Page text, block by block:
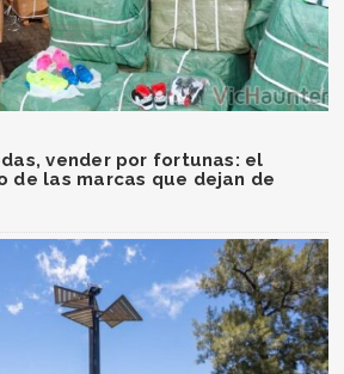
vender por fortunas: el
de las marcas que dejan de